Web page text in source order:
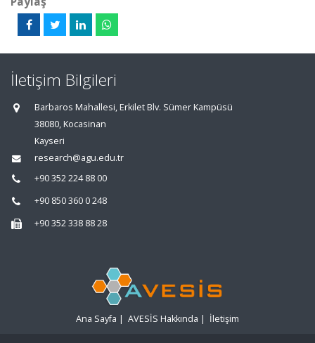
İletişim Bilgileri
Barbaros Mahallesi, Erkilet Blv. Sümer Kampüsü
38080, Kocasinan
Kayseri
research@agu.edu.tr
+90 352 224 88 00
+90 850 360 0 248
+90 352 338 88 28
Ana Sayfa | AVESİS Hakkında | İletişim